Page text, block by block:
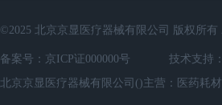
©2025 北京京显医疗器械有限公司 版权
备案号： 京ICP证000000号 技术支持：
北京京显医疗器械有限公司()主营：医药耗材